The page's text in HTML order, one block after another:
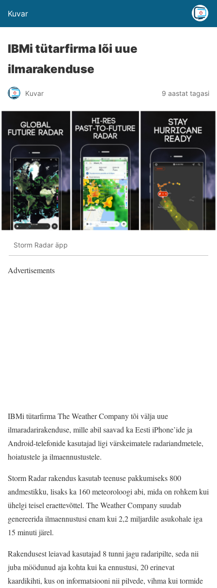
Kuvar
IBMi tütarfirma lõi uue
ilmarakenduse
Kuvar 9 aastat tagasi
Storm Radar äpp
Advertisements
IBMi tütarfirma The Weather Company tõi välja uue
ilmaradarirakenduse, mille abil saavad ka Eesti iPhone’ide ja
Android-telefonide kasutajad ligi värskeimatele radariandmetele,
hoiatustele ja ilmaennustustele.
Storm Radar rakendus kasutab teenuse pakkumiseks 800
andmestikku, lisaks ka 160 meteoroloogi abi, mida on rohkem kui
ühelgi teisel eraettevõttel. The Weather Company suudab
genereerida ilmaennustusi enam kui 2,2 miljardile asukohale iga
15 minuti järel.
Rakendusest leiavad kasutajad 8 tunni jagu radaripilte, seda nii
juba möödunud aja kohta kui ka ennustusi, 20 erinevat
kaardikihti, kus on informatsiooni nii pilvede, vihma kui tormide